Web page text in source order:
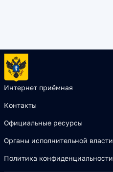
Интернет приёмная
Контакты
Официальные ресурсы
Органы исполнительной власти
Политика конфиденциальности